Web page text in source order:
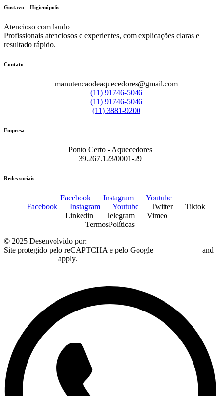
Gustavo – Higienópolis
Atencioso com laudo
Profissionais atenciosos e experientes, com explicações claras e
resultado rápido.
Contato
manutencaodeaquecedores@gmail.com
(11) 91746-5046
(11) 91746-5046
(11) 3881-9200
Empresa
Ponto Certo - Aquecedores
39.267.123/0001-29
Redes sociais
Facebook Instagram
Youtube
Facebook
Instagram Youtube Twitter
Tiktok
Linkedin
Telegram
Vimeo
TermosPolíticas
© 2025 Desenvolvido por:
Site protegido pelo reCAPTCHA e pelo Google
and
apply.